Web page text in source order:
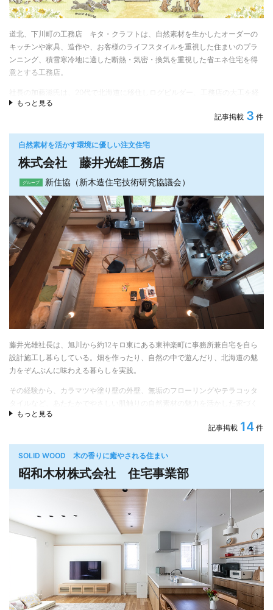
道北、下川町の工務店 キタ・クラフトは、自然素材を生かしたオーダーの
キッチンや家具、造作や、お客様のライフスタイルを重視した住まいのプラ
ンニング、積雪寒冷地に適した断熱・気密・換気を重視した省エネ住宅を得
意とする工務店。
験し下川町で２００１年にキタ・クラフトを創業。ナチュラルテイストの家
づくりが特長で、顧客の要望に丁寧に対応する中でデザイン・プラン面でも
和寒町・美深町・旭川エリアなどで木造注文住宅などの新築、リフォームな
どを行っている。
もっと見る
記事掲載 3 件
自然素材を活かす環境に優しい注文住宅
株式会社 藤井光雄工務店
グループ 新住協（新木造住宅技術研究協議会）
藤井光雄社長は、旭川から約12キロ東にある東神楽町に事務所兼自宅を自ら
設計施工し暮らしている。畑を作ったり、自然の中で遊んだり、北海道の魅
力をぞんぶんに味わえる暮らしを実践。
その経験から、カラマツや塗り壁の外壁、無垢のフローリングやテラコッタ
り、薪ストーブやウッドデッキ、オーダーキッチンなど暮らしの豊かさにつ
ながる住まいづくりも提案。そして未来の子どもたちのために環境負荷低減
目指している。断熱仕様は、外壁がグラスウール100ミリ+200ミリ＝300ミ
リ、窓はLow-Eトリプルガラスなどが標準。高気密高断熱の注文住宅に取り
組んでいる。
自然素材を重視した家づくり
藤井光雄工務店の建てる家は、外壁に道産カラマツや塗り壁、室内は珪藻土
や無垢の床材など自然素材をふんだんに活用している。年数を経ても、劣化
ではなくむしろ風合いが良くなり、景観の向上、住み心地の良さにもつなが
ること、さらに工業製品は廃盤になることがあり、その場合は、例えば外壁
の場合、全面張り替えなどコスト面の負担につながることもあるが、自然素
材は何年経っても調達できるというメリットもある。
高断熱高気密にZEHも提案
もっと見る
記事掲載 14 件
SOLID WOOD 木の香りに癒やされる住まい
昭和木材株式会社 住宅事業部